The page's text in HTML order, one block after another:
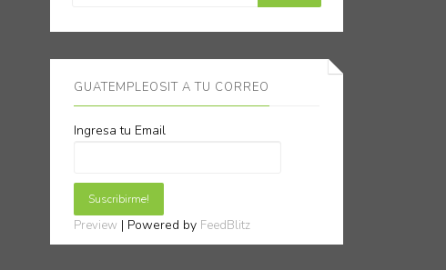
GUATEMPLEOSIT A TU CORREO
Ingresa tu Email
Preview | Powered by FeedBlitz